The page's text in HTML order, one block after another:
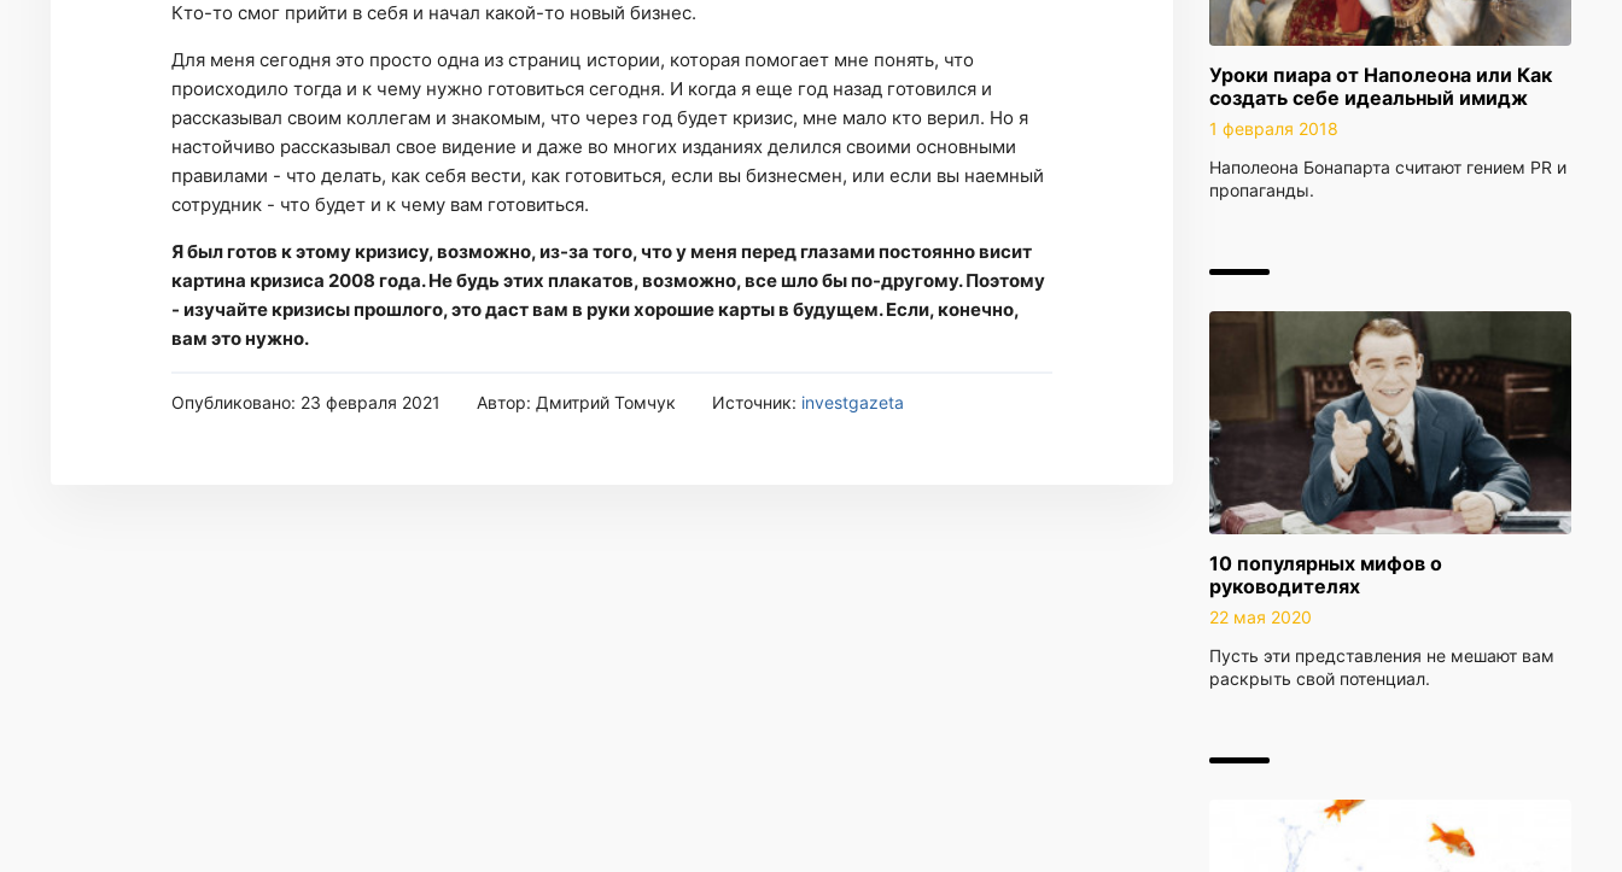
Уроки пиара от Наполеона или Как
создать себе идеальный имидж
1 февраля 2018
Наполеона Бонапарта считают гением PR и
пропаганды.
10 популярных мифов о
руководителях
22 мая 2020
Пусть эти представления не мешают вам
раскрыть свой потенциал.
Кто-то смог прийти в себя и начал какой-то новый бизнес.
Для меня сегодня это просто одна из страниц истории, которая помогает мне понять, что
происходило тогда и к чему нужно готовиться сегодня. И когда я еще год назад готовился и
рассказывал своим коллегам и знакомым, что через год будет кризис, мне мало кто верил. Но я
настойчиво рассказывал свое видение и даже во многих изданиях делился своими основными
правилами - что делать, как себя вести, как готовиться, если вы бизнесмен, или если вы наемный
сотрудник - что будет и к чему вам готовиться.
Я был готов к этому кризису, возможно, из-за того, что у меня перед глазами постоянно висит
картина кризиса 2008 года. Не будь этих плакатов, возможно, все шло бы по-другому. Поэтому
- изучайте кризисы прошлого, это даст вам в руки хорошие карты в будущем. Если, конечно,
вам это нужно.
Опубликовано: 23 февраля 2021 Автор: Дмитрий Томчук Источник: investgazeta